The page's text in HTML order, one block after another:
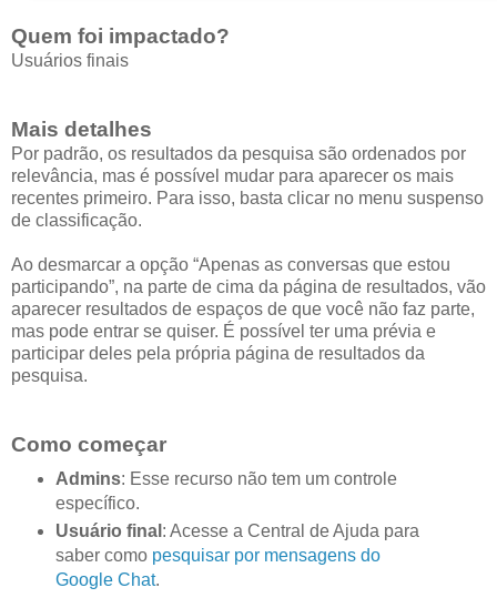
Quem foi impactado?
Usuários finais
Mais detalhes
Por padrão, os resultados da pesquisa são ordenados por
relevância, mas é possível mudar para aparecer os mais
recentes primeiro. Para isso, basta clicar no menu suspenso
de classificação.
Ao desmarcar a opção “Apenas as conversas que estou
participando”, na parte de cima da página de resultados, vão
aparecer resultados de espaços de que você não faz parte,
mas pode entrar se quiser. É possível ter uma prévia e
participar deles pela própria página de resultados da
pesquisa.
Como começar
Admins: Esse recurso não tem um controle
específico.
Usuário final : Acesse a Central de Ajuda para
saber como pesquisar por mensagens do
Google Chat.